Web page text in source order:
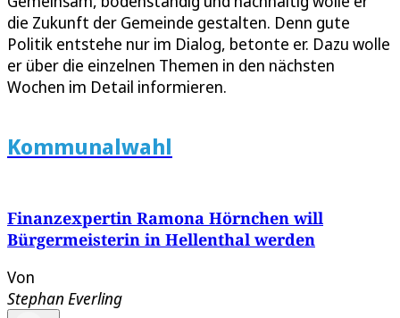
die Zukunft der Gemeinde gestalten. Denn gute
Politik entstehe nur im Dialog, betonte er. Dazu wolle
er über die einzelnen Themen in den nächsten
Wochen im Detail informieren.
Kommunalwahl
Finanzexpertin Ramona Hörnchen will
Bürgermeisterin in Hellenthal werden
Von
Stephan Everling